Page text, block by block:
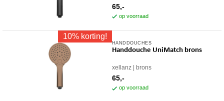
65,-
op voorraad
10% korting!
HANDDOUCHES
Handdouche UniMatch brons
xellanz brons
65,-
op voorraad